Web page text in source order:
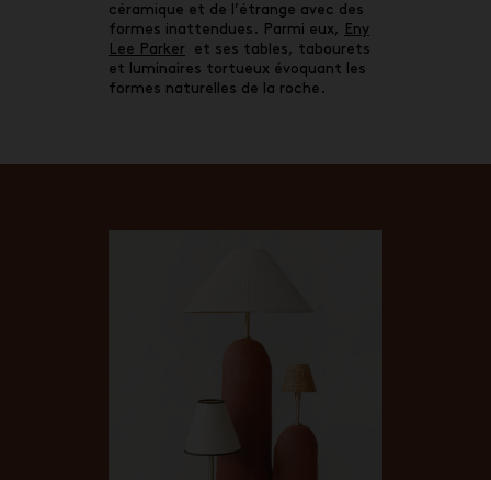
céramique et de l’étrange avec des
formes inattendues. Parmi eux,
Eny
Lee Parker
et ses tables, tabourets
et luminaires tortueux évoquant les
formes naturelles de la roche.